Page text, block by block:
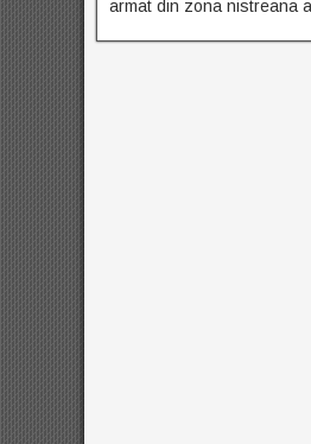
armat din zona nistreana